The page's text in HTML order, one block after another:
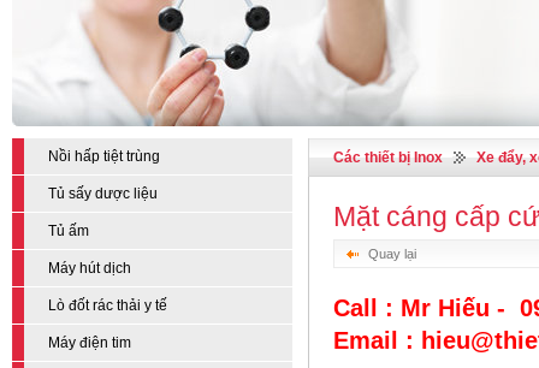
Nồi hấp tiệt trùng
Tủ sấy dược liệu
Tủ ấm
Máy hút dịch
Lò đốt rác thải y tế
Máy điện tim
Các thiết bị Inox Xe đẩy,
Mặt cáng cấp
Quay lại
Call : Mr Hiếu -
Email :